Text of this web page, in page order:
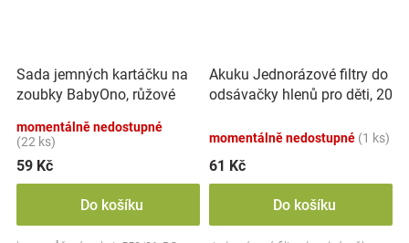
Sada jemných kartáčku na
zoubky BabyOno, růžové
momentálně nedostupné
(22 ks)
59 Kč
Do košíku
Akuku Jednorázové filtry do
odsávačky hlenů pro děti, 20
momentálně nedostupné (1 ks)
61 Kč
Do košíku